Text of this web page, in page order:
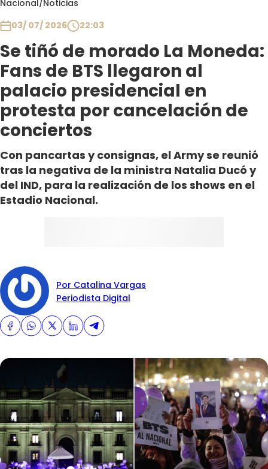
Nacional/Noticias
03/ 07/ 2026
22:03
Se tiñó de morado La Moneda:
Fans de BTS llegaron al
palacio presidencial en
protesta por cancelación de
conciertos
Con pancartas y consignas, el Army se reunió
tras la negativa de la ministra Natalia Ducó y
del IND, para la realización de los shows en el
Estadio Nacional.
Por Catalina Vargas
Periodista Digital
Club De La Comedia
Contigo en Directo
Plan Perfecto
El Tiempo
Sabingo
Todos Los Programas